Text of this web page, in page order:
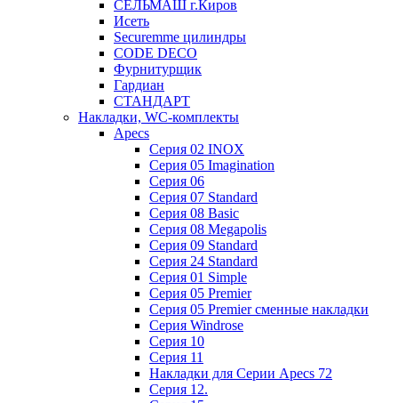
СЕЛЬМАШ г.Киров
Исеть
Securemme цилиндры
CODE DECO
Фурнитурщик
Гардиан
СТАНДАРТ
Накладки, WC-комплекты
Apecs
Cерия 02 INOX
Cерия 05 Imagination
Cерия 06
Cерия 07 Standard
Cерия 08 Basic
Cерия 08 Megapolis
Cерия 09 Standard
Cерия 24 Standard
Серия 01 Simple
Серия 05 Premier
Серия 05 Premier сменные накладки
Cерия Windrose
Серия 10
Серия 11
Накладки для Серии Apecs 72
Серия 12.